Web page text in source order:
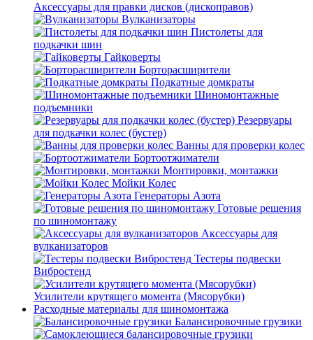
Аксессуары для правки дисков (дископравов)
Вулканизаторы
Пистолеты для
подкачки шин
Гайковерты
Борторасширители
Подкатные домкраты
Шиномонтажные
подъемники
Резервуары
для подкачки колес (бустер)
Ванны для проверки колес
Бортоотжиматели
Монтировки, монтажки
Мойки Колес
Генераторы Азота
Готовые решения
по шиномонтажу
Аксессуары для
вулканизаторов
Тестеры подвески
Вибростенд
Усилители крутящего момента (Мясорубки)
Расходные материалы для шиномонтажа
Балансировочные грузики